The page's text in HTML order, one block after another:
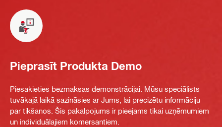
Pieprasīt Produkta Demo
Piesakieties bezmaksas demonstrācijai. Mūsu speciālists
tuvākajā laikā sazināsies ar Jums, lai precizētu informāciju
par tikšanos. Šis pakalpojums ir pieejams tikai uzņēmumiem
un individuālajiem komersantiem.